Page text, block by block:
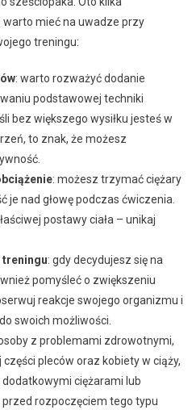
mieć na uwadze przy
treningu:
: warto rozważyć dodanie
podstawowej techniki
bez większego wysiłku jesteś w
to znak, że możesz
: możesz trzymać ciężary
je nad głowę podczas ćwiczenia.
postawy ciała – unikaj
treningu: gdy decydujesz się na
pomyśleć o zwiększeniu
reakcje swojego organizmu i
swoich możliwości.
z problemami zdrowotnymi,
pleców oraz kobiety w ciąży,
ciężarami lub
rozpoczęciem tego typu